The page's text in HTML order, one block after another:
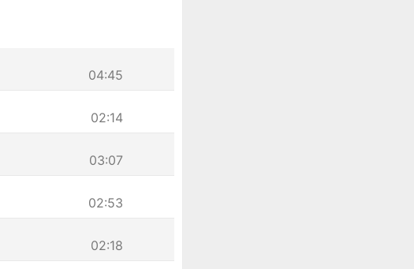
04:45
02:14
03:07
02:53
02:18